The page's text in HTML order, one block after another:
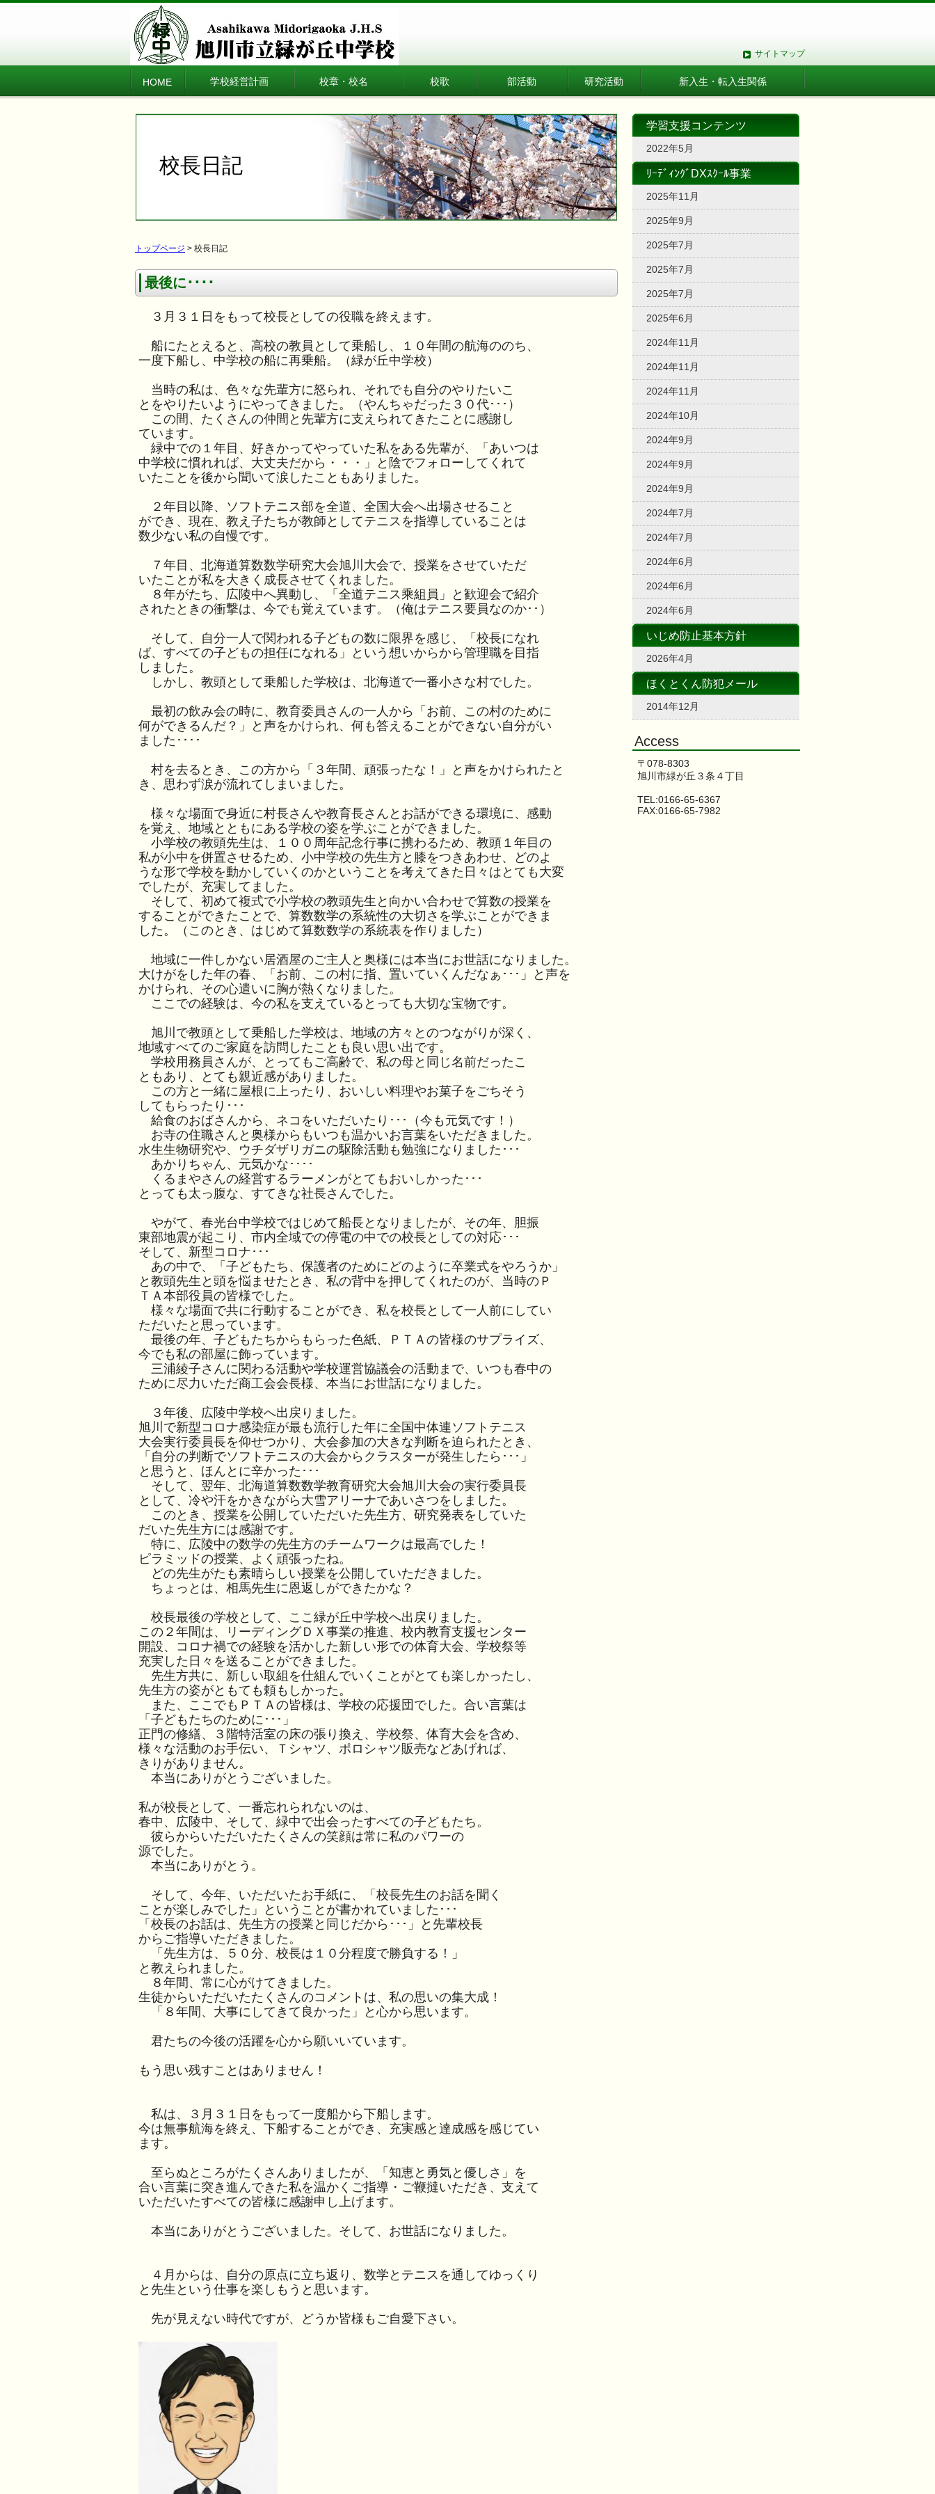
サイトマップ
HOME 学校経営計画 校章・校名 校歌 部活動 研究活動 新入生・転入生関係
校長日記
トップページ > 校長日記
最後に････
３月３１日をもって校長としての役職を終えます。
船にたとえると、高校の教員として乗船し、１０年間の航海ののち、
一度下船し、中学校の船に再乗船。（緑が丘中学校）
当時の私は、色々な先輩方に怒られ、それでも自分のやりたいこ
とをやりたいようにやってきました。（やんちゃだった３０代･･･）
この間、たくさんの仲間と先輩方に支えられてきたことに感謝し
ています。
緑中での１年目、好きかってやっていた私をある先輩が、「あいつは
中学校に慣れれば、大丈夫だから・・・」と陰でフォローしてくれて
いたことを後から聞いて涙したこともありました。
２年目以降、ソフトテニス部を全道、全国大会へ出場させること
ができ、現在、教え子たちが教師としてテニスを指導していることは
数少ない私の自慢です。
７年目、北海道算数数学研究大会旭川大会で、授業をさせていただ
いたことが私を大きく成長させてくれました。
８年がたち、広陵中へ異動し、「全道テニス乘組員」と歓迎会で紹介
されたときの衝撃は、今でも覚えています。（俺はテニス要員なのか･･）
そして、自分一人で関われる子どもの数に限界を感じ、「校長になれ
ば、すべての子どもの担任になれる」という想いからから管理職を目指
しました。
しかし、教頭として乗船した学校は、北海道で一番小さな村でした。
最初の飲み会の時に、教育委員さんの一人から「お前、この村のために
何ができるんだ？」と声をかけられ、何も答えることができない自分がい
ました････
村を去るとき、この方から「３年間、頑張ったな！」と声をかけられたと
き、思わず涙が流れてしまいました。
様々な場面で身近に村長さんや教育長さんとお話ができる環境に、感動
を覚え、地域とともにある学校の姿を学ぶことができました。
小学校の教頭先生は、１００周年記念行事に携わるため、教頭１年目の
私が小中を併置させるため、小中学校の先生方と膝をつきあわせ、どのよ
うな形で学校を動かしていくのかということを考えてきた日々はとても大変
でしたが、充実してました。
そして、初めて複式で小学校の教頭先生と向かい合わせで算数の授業を
することができたことで、算数数学の系統性の大切さを学ぶことができま
した。（このとき、はじめて算数数学の系統表を作りました）
地域に一件しかない居酒屋のご主人と奥様には本当にお世話になりました。
大けがをした年の春、「お前、この村に指、置いていくんだなぁ･･･」と声を
かけられ、その心遣いに胸が熱くなりました。
ここでの経験は、今の私を支えているとっても大切な宝物です。
旭川で教頭として乗船した学校は、地域の方々とのつながりが深く、
地域すべてのご家庭を訪問したことも良い思い出です。
学校用務員さんが、とってもご高齢で、私の母と同じ名前だったこ
ともあり、とても親近感がありました。
この方と一緒に屋根に上ったり、おいしい料理やお菓子をごちそう
してもらったり･･･
給食のおばさんから、ネコをいただいたり･･･（今も元気です！）
お寺の住職さんと奥様からもいつも温かいお言葉をいただきました。
水生生物研究や、ウチダザリガニの駆除活動も勉強になりました･･･
あかりちゃん、元気かな････
くるまやさんの経営するラーメンがとてもおいしかった･･･
とっても太っ腹な、すてきな社長さんでした。
やがて、春光台中学校ではじめて船長となりましたが、その年、胆振
東部地震が起こり、市内全域での停電の中での校長としての対応･･･
そして、新型コロナ･･･
あの中で、「子どもたち、保護者のためにどのように卒業式をやろうか」
と教頭先生と頭を悩ませたとき、私の背中を押してくれたのが、当時のＰ
ＴＡ本部役員の皆様でした。
様々な場面で共に行動することができ、私を校長として一人前にしてい
ただいたと思っています。
最後の年、子どもたちからもらった色紙、ＰＴＡの皆様のサプライズ、
今でも私の部屋に飾っています。
三浦綾子さんに関わる活動や学校運営協議会の活動まで、いつも春中の
ために尽力いただ商工会会長様、本当にお世話になりました。
３年後、広陵中学校へ出戻りました。
旭川で新型コロナ感染症が最も流行した年に全国中体連ソフトテニス
大会実行委員長を仰せつかり、大会参加の大きな判断を迫られたとき、
「自分の判断でソフトテニスの大会からクラスターが発生したら･･･」
と思うと、ほんとに辛かった･･･
そして、翌年、北海道算数数学教育研究大会旭川大会の実行委員長
として、冷や汗をかきながら大雪アリーナであいさつをしました。
このとき、授業を公開していただいた先生方、研究発表をしていた
だいた先生方には感謝です。
特に、広陵中の数学の先生方のチームワークは最高でした！
ピラミッドの授業、よく頑張ったね。
どの先生がたも素晴らしい授業を公開していただきました。
ちょっとは、相馬先生に恩返しができたかな？
校長最後の学校として、ここ緑が丘中学校へ出戻りました。
この２年間は、リーディングＤＸ事業の推進、校内教育支援センター
開設、コロナ禍での経験を活かした新しい形での体育大会、学校祭等
充実した日々を送ることができました。
先生方共に、新しい取組を仕組んでいくことがとても楽しかったし、
先生方の姿がともても頼もしかった。
また、ここでもＰＴＡの皆様は、学校の応援団でした。合い言葉は
「子どもたちのために･･･」
正門の修繕、３階特活室の床の張り換え、学校祭、体育大会を含め、
様々な活動のお手伝い、Ｔシャツ、ポロシャツ販売などあげれば、
きりがありません。
本当にありがとうございました。
私が校長として、一番忘れられないのは、
春中、広陵中、そして、緑中で出会ったすべての子どもたち。
彼らからいただいたたくさんの笑顔は常に私のパワーの
源でした。
本当にありがとう。
そして、今年、いただいたお手紙に、「校長先生のお話を聞く
ことが楽しみでした」ということが書かれていました･･･
「校長のお話は、先生方の授業と同じだから･･･」と先輩校長
からご指導いただきました。
「先生方は、５０分、校長は１０分程度で勝負する！」
と教えられました。
８年間、常に心がけてきました。
生徒からいただいたたくさんのコメントは、私の思いの集大成！
「８年間、大事にしてきて良かった」と心から思います。
君たちの今後の活躍を心から願いいています。
もう思い残すことはありません！
私は、３月３１日をもって一度船から下船します。
今は無事航海を終え、下船することができ、充実感と達成感を感じてい
ます。
至らぬところがたくさんありましたが、「知恵と勇気と優しさ」を
合い言葉に突き進んできた私を温かくご指導・ご鞭撻いただき、支えて
いただいたすべての皆様に感謝申し上げます。
本当にありがとうございました。そして、お世話になりました。
４月からは、自分の原点に立ち返り、数学とテニスを通してゆっくり
と先生という仕事を楽しもうと思います。
先が見えない時代ですが、どうか皆様もご自愛下さい。
学習支援コンテンツ
2022年5月
ﾘｰﾃﾞｨﾝｸﾞDXｽｸｰﾙ事業
2025年11月
2025年9月
2025年7月
2025年7月
2025年7月
2025年6月
2024年11月
2024年11月
2024年11月
2024年10月
2024年9月
2024年9月
2024年9月
2024年7月
2024年7月
2024年6月
2024年6月
2024年6月
いじめ防止基本方針
2026年4月
ほくとくん防犯メール
2014年12月
Access
〒078-8303
旭川市緑が丘３条４丁目
TEL:0166-65-6367
FAX:0166-65-7982